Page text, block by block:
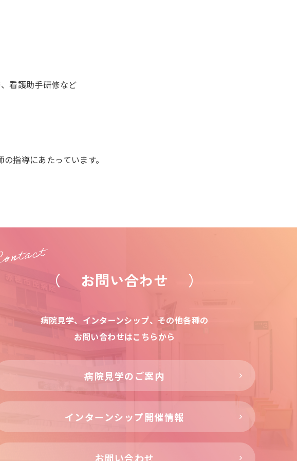
看護助手研修など
導にあたっています。
お問い合わせ
病院見学、インターンシップ、その他各種の
お問い合わせはこちらから
病院見学のご案内
インターンシップ開催情報
お問い合わせ